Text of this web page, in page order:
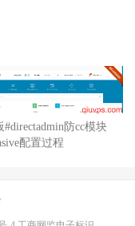
#directadmin防cc模块
配置过程